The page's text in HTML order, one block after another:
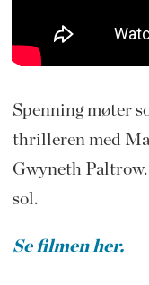
Spenning møter
thrilleren med
Gwyneth
sol.
Se filmen her.